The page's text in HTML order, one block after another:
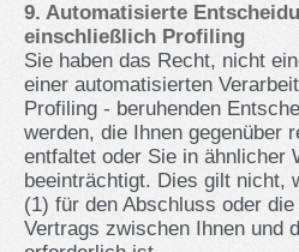
9. Automatisierte
einschließlich Profiling
Sie haben das Recht, nicht
einer automatisierten
Profiling - beruhenden
werden, die Ihnen gegenüber
entfaltet oder Sie in ähnlicher
beeinträchtigt. Dies gilt nicht,
(1) für den Abschluss oder
Vertrags zwischen Ihnen und